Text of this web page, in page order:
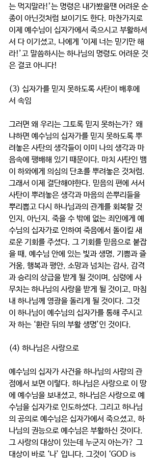
는 먹지말라!’는 명령은 내가봤을땐 어려운 순
종이 아닌것처럼 보이기도 한다. 마찬가지로
이제 예수님이 십자가에서 죽으시고 부활하셔
서 다 이기셨고, 나에게 ‘이제 너는 믿기만 해
라!’고 말씀하시는 하나님의 명령도 어려운 것
은 결코 아니다!
(3) 십자가를 믿지 못하도록 사탄이 배후에
서 속임
그러면 왜 우리는 그토록 믿지 못하는가? 왜
냐하면 예수님의 십자가를 믿지 못하도록 뿌
려놓은 사탄의 생각들이 이미 나의 생각과 마
음속에 팽배해 있기 때문이다. 마치 사탄인 뱀
이 하와에게 의심의 단초를 뿌려놓은 것처럼.
그래서 이제 결단해야한다. 믿음의 편에 서서
사탄이 뿌려놓은 생각과 마음의 쓴뿌리들을
뿌리뽑고 다시 하나님과의 관계를 회복할 것
인지, 아닌지. 죽을 수 밖에 없는 죄인에게 예
수님의 십자가로 인하여 죽음에서 돌이킬 새
로운 기회를 주셨다. 그 기회를 믿음으로 붙잡
을 때, 예수님 안에 있는 빛과 생명, 기쁨과 즐
거움, 행복과 평안, 소망과 넘치는 감사, 감격
과 승리의 상급을 받게 될 것이며, 심령에 사
무치는 하나님의 사랑을 받게 될 것이고, 마침
내 하나님께 영광을 돌리게 될 것이다. 그것
이 하나님이 예수님의 십자가를 통해 주시고
자 하는 ‘환란 뒤의 부활 생명’인 것이다.
(4) 하나님은 사랑으로
예수님의 십자가 사건을 하나님의 사랑의 관
점에서 보면 이렇다. 하나님은 사랑으로 이 땅
에 예수님을 보내셨고, 하나님은 사랑으로 예
수님을 십자가로 인도하셨다. 그리고 하나님
의 공의로 예수님은 십자가에서 죽으셨고, 하
나님의 권능으로 예수님은 부활하신 것이다.
그 사랑의 대상이 있는데 누군지 아는가? 그
대상이 바로 ‘나’ 입니다. 그것이 ‘GOD is